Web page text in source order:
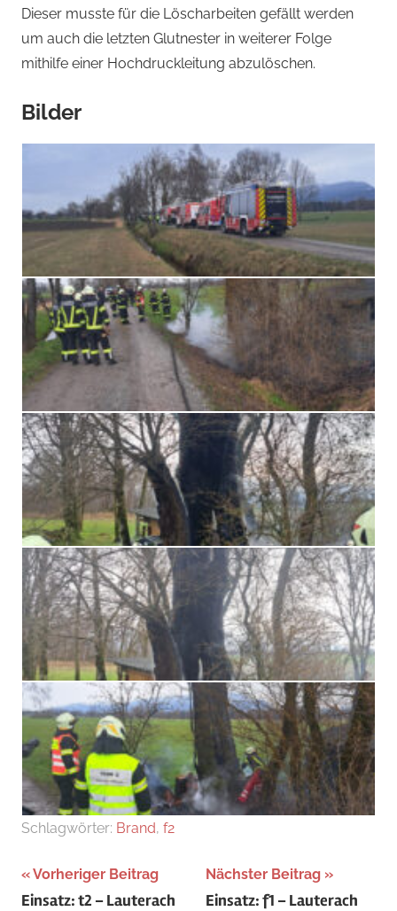
Dieser musste für die Löscharbeiten gefällt werden
um auch die letzten Glutnester in weiterer Folge
mithilfe einer Hochdruckleitung abzulöschen.
Bilder
Schlagwörter: Brand, f2
Beitragsnavigation
Vorheriger Beitrag
Einsatz: t2 – Lauterach
Nächster Beitrag
Einsatz: f1 – Lauterach